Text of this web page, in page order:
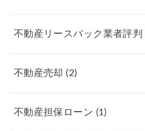
不動産リースバック業者評判
不動産売却(2)
不動産担保ローン (1)